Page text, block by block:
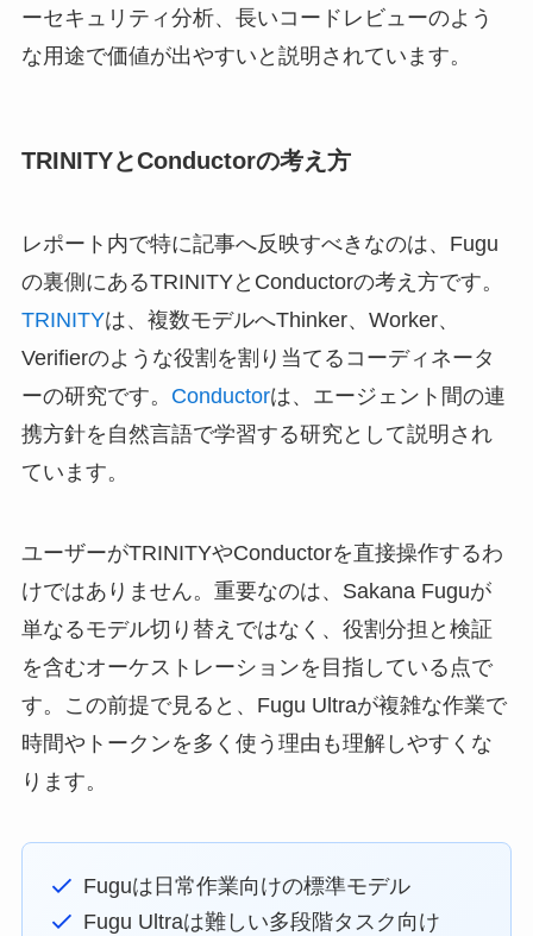
ーセキュリティ分析、長いコードレビューのよう
な用途で価値が出やすいと説明されています。
TRINITYとConductorの考え方
レポート内で特に記事へ反映すべきなのは、Fugu
の裏側にあるTRINITYとConductorの考え方です。
TRINITYは、複数モデルへThinker、Worker、
Verifierのような役割を割り当てるコーディネータ
ーの研究です。 Conductorは、エージェント間の連
携方針を自然言語で学習する研究として説明され
ています。
ユーザーがTRINITYやConductorを直接操作するわ
けではありません。重要なのは、 Sakana Fuguが
単なるモデル切り替えではなく、役割分担と検証
を含むオーケストレーションを目指している 点で
す。この前提で見ると、Fugu Ultraが複雑な作業で
時間やトークンを多く使う理由も理解しやすくな
ります。
Fuguは日常作業向けの標準モデル
Fugu Ultraは難しい多段階タスク向け